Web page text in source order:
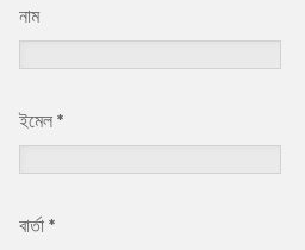
নাম
ইমেল*
বার্তা*